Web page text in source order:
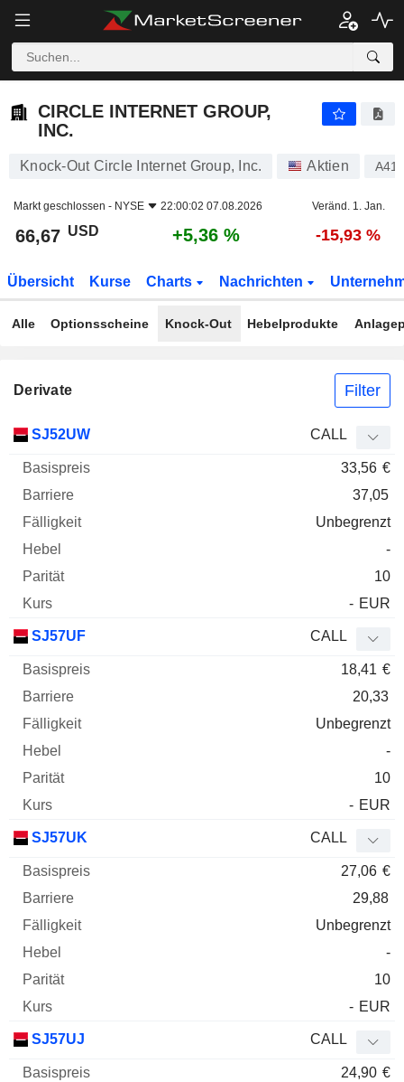
CIRCLE INTERNET GROUP,
INC.
Knock-Out Circle Internet Group, Inc. Aktien
Markt geschlossen - NYSE 22:00:02 07.08.2026 Veränd. 1. Jan.
66,67 USD +5,36 % -15,93 %
Übersicht Kurse Charts Nachrichten
Alle Optionsscheine Knock-Out Hebelprodukte
Derivate Filter
Basispreis
Elastizität
SJ52UW CALL
33,56 €
37,05
Unbegrenzt
-
10
- EUR
SJ57UF CALL
18,41 €
20,33
Unbegrenzt
-
10
- EUR
SJ57UK CALL
27,06 €
29,88
Unbegrenzt
-
10
- EUR
SJ57UJ CALL
24,90 €